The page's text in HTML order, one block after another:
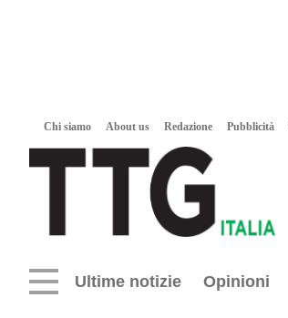
Chi siamo About us Redazione Pubblicità
Ultime notizie Opinioni